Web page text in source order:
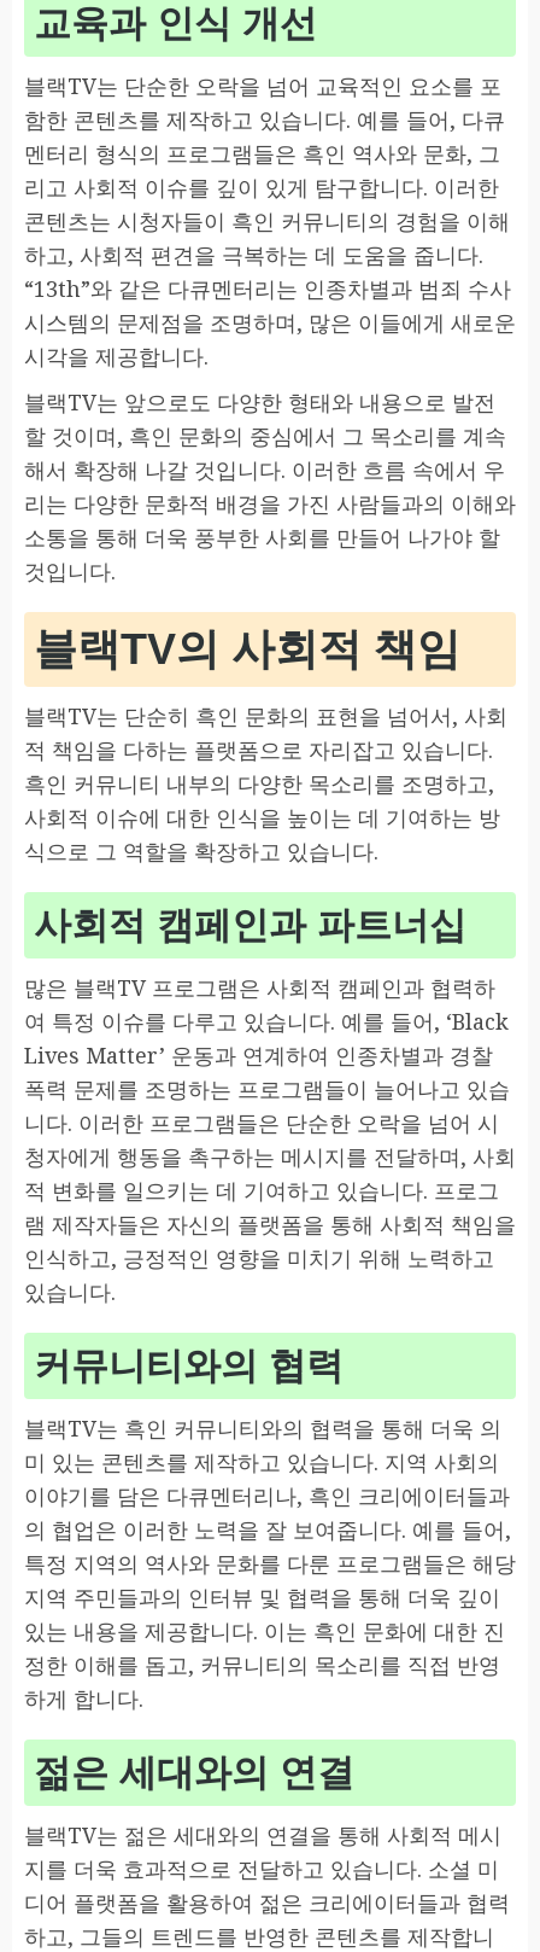
교육과 인식 개선
블랙TV는 단순한 오락을 넘어 교육적인 요소를 포
함한 콘텐츠를 제작하고 있습니다. 예를 들어, 다큐
멘터리 형식의 프로그램들은 흑인 역사와 문화, 그
리고 사회적 이슈를 깊이 있게 탐구합니다. 이러한
콘텐츠는 시청자들이 흑인 커뮤니티의 경험을 이해
하고, 사회적 편견을 극복하는 데 도움을 줍니다.
“13th”와 같은 다큐멘터리는 인종차별과 범죄 수사
시스템의 문제점을 조명하며, 많은 이들에게 새로운
시각을 제공합니다.
블랙TV는 앞으로도 다양한 형태와 내용으로 발전
할 것이며, 흑인 문화의 중심에서 그 목소리를 계속
해서 확장해 나갈 것입니다. 이러한 흐름 속에서 우
리는 다양한 문화적 배경을 가진 사람들과의 이해와
소통을 통해 더욱 풍부한 사회를 만들어 나가야 할
것입니다.
블랙TV의 사회적 책임
블랙TV는 단순히 흑인 문화의 표현을 넘어서, 사회
적 책임을 다하는 플랫폼으로 자리잡고 있습니다.
흑인 커뮤니티 내부의 다양한 목소리를 조명하고,
사회적 이슈에 대한 인식을 높이는 데 기여하는 방
식으로 그 역할을 확장하고 있습니다.
사회적 캠페인과 파트너십
많은 블랙TV 프로그램은 사회적 캠페인과 협력하
여 특정 이슈를 다루고 있습니다. 예를 들어, ‘Black
Lives Matter’ 운동과 연계하여 인종차별과 경찰
폭력 문제를 조명하는 프로그램들이 늘어나고 있습
니다. 이러한 프로그램들은 단순한 오락을 넘어 시
청자에게 행동을 촉구하는 메시지를 전달하며, 사회
적 변화를 일으키는 데 기여하고 있습니다. 프로그
램 제작자들은 자신의 플랫폼을 통해 사회적 책임을
인식하고, 긍정적인 영향을 미치기 위해 노력하고
있습니다.
커뮤니티와의 협력
블랙TV는 흑인 커뮤니티와의 협력을 통해 더욱 의
미 있는 콘텐츠를 제작하고 있습니다. 지역 사회의
이야기를 담은 다큐멘터리나, 흑인 크리에이터들과
의 협업은 이러한 노력을 잘 보여줍니다. 예를 들어,
특정 지역의 역사와 문화를 다룬 프로그램들은 해당
지역 주민들과의 인터뷰 및 협력을 통해 더욱 깊이
있는 내용을 제공합니다. 이는 흑인 문화에 대한 진
정한 이해를 돕고, 커뮤니티의 목소리를 직접 반영
하게 합니다.
젊은 세대와의 연결
블랙TV는 젊은 세대와의 연결을 통해 사회적 메시
지를 더욱 효과적으로 전달하고 있습니다. 소셜 미
디어 플랫폼을 활용하여 젊은 크리에이터들과 협력
하고, 그들의 트렌드를 반영한 콘텐츠를 제작합니